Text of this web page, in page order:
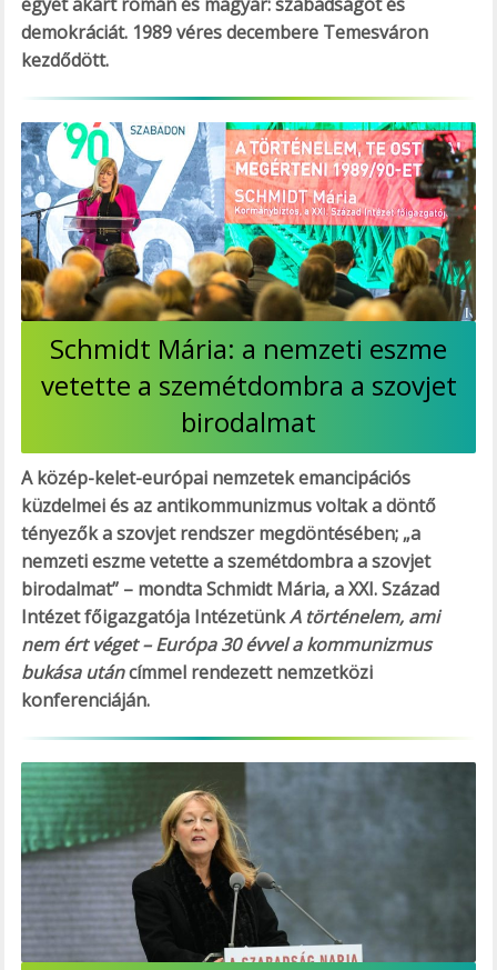
demokráciát. 1989 véres decembere Temesváron
kezdődött.
Schmidt Mária: a nemzeti eszme
vetette a szemétdombra a szovjet
birodalmat
A közép-kelet-európai nemzetek emancipációs
küzdelmei és az antikommunizmus voltak a döntő
tényezők a szovjet rendszer megdöntésében; „a
nemzeti eszme vetette a szemétdombra a szovjet
birodalmat” – mondta Schmidt Mária, a XXI. Század
Intézet főigazgatója IntézetünkA történelem, ami
nem ért véget – Európa 30 évvel a kommunizmus
bukása utáncímmel rendezett nemzetközi
konferenciáján.